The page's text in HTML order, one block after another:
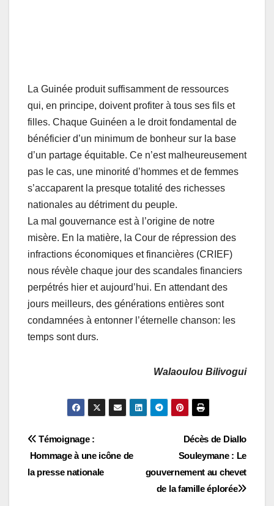
La Guinée produit suffisamment de ressources
qui, en principe, doivent profiter à tous ses fils et
filles. Chaque Guinéen a le droit fondamental de
bénéficier d’un minimum de bonheur sur la base
d’un partage équitable. Ce n’est malheureusement
pas le cas, une minorité d’hommes et de femmes
s’accaparent la presque totalité des richesses
nationales au détriment du peuple.
La mal gouvernance est à l’origine de notre
misère. En la matière, la Cour de répression des
infractions économiques et financières (CRIEF)
nous révèle chaque jour des scandales financiers
perpétrés hier et aujourd’hui. En attendant des
jours meilleurs, des générations entières sont
condamnées à entonner l’éternelle chanson: les
temps sont durs.
Walaoulou Bilivogui
Navigation
de
Décès de Diallo
Souleymane : Le
gouvernement au chevet
de la famille éplorée
Témoignage :
Hommage à une icône de
la presse nationale